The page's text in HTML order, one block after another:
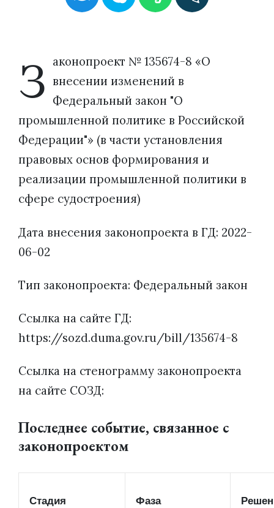
З аконопроект № 135674-8 «О
внесении изменений в
Федеральный закон "О
промышленной политике в Российской
Федерации"» (в части установления
правовых основ формирования и
реализации промышленной политики в
сфере судостроения)
Дата внесения законопроекта в ГД: 2022-
06-02
Тип законопроекта: Федеральный закон
Ссылка на сайте ГД:
https://sozd.duma.gov.ru/bill/135674-8
Ссылка на стенограмму законопроекта
на сайте СОЗД:
Последнее событие, связанное с
законопроектом
Стадия Фаза